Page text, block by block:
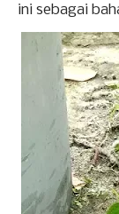
ini sebagai